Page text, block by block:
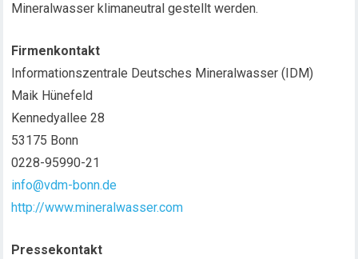
Mineralwasser klimaneutral gestellt werden.
Firmenkontakt
Informationszentrale Deutsches Mineralwasser (IDM)
Maik Hünefeld
Kennedyallee 28
53175 Bonn
0228-95990-21
info@vdm-bonn.de
http://www.mineralwasser.com
Pressekontakt